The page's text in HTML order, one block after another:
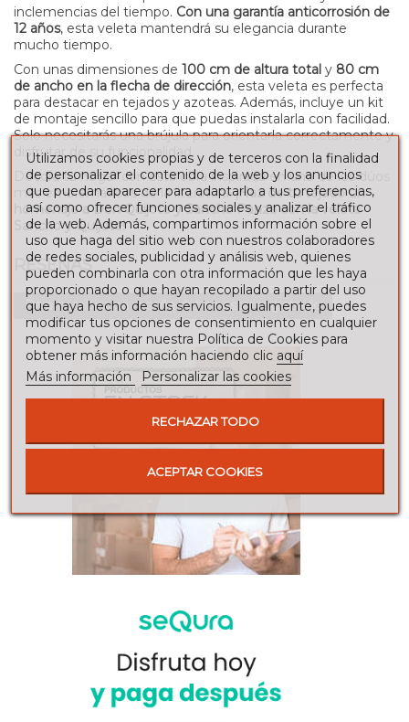
inclemencias del tiempo. Con una garantía anticorrosión de
12 años, esta veleta mantendrá su elegancia durante
mucho tiempo.
Con unas dimensiones de 100 cm de altura total y 80 cm
de ancho en la flecha de dirección, esta veleta es perfecta
para destacar en tejados y azoteas. Además, incluye un kit
de montaje sencillo para que puedas instalarla con facilidad.
Solo necesitarás una brújula para orientarla correctamente y
disfrutar de su funcionalidad.
Decora tu hogar con esta obra inspirada en uno de los dúos
más emblemáticos de la literatura.¡Haz de tu tejado un
homenaje a Don Quijote y Sancho Panza con la veleta
Sancho y Quijote!
RESEÑAS
Para escribir una reseña debes estar registrado
Utilizamos cookies propias y de terceros con la finalidad
de personalizar el contenido de la web y los anuncios
que puedan aparecer para adaptarlo a tus preferencias,
así como ofrecer funciones sociales y analizar el tráfico
de la web. Además, compartimos información sobre el
uso que haga del sitio web con nuestros colaboradores
de redes sociales, publicidad y análisis web, quienes
pueden combinarla con otra información que les haya
proporcionado o que hayan recopilado a partir del uso
que haya hecho de sus servicios. Igualmente, puedes
modificar tus opciones de consentimiento en cualquier
momento y visitar nuestra Política de Cookies para
obtener más información haciendo clic aquí
Más información
Personalizar las cookies
RECHAZAR TODO
ACEPTAR COOKIES